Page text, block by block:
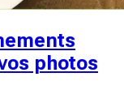
photos